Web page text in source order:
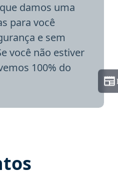
damos uma
para você
e sem
você não estiver
100% do